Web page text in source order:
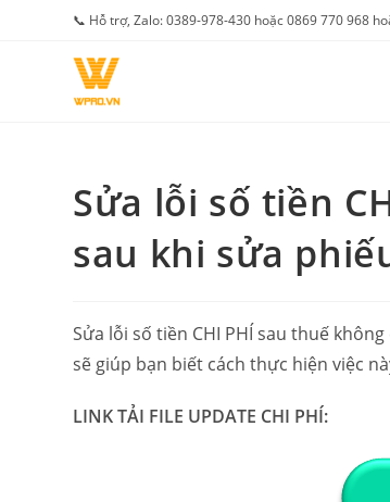
📞 Hỗ trợ, Zalo: 0389-978-430 hoặc 0869 770 968
Sửa lỗi số tiền
sau khi sửa
Sửa lỗi số tiền CHI PHÍ sau thuế
sẽ giúp bạn biết cách thực hiện việc
LINK TẢI FILE UPDATE CHI PHÍ: